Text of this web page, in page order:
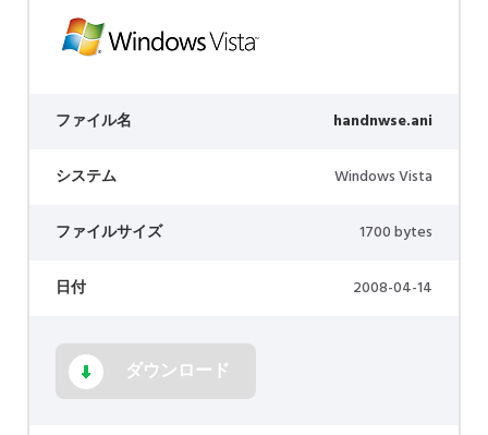
ファイル名 handnwse.ani
システム Windows Vista
ファイルサイズ 1700 bytes
日付 2008-04-14
ダウンロード